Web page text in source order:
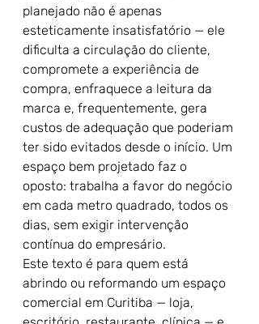
planejado não é apenas
esteticamente insatisfatório — ele
dificulta a circulação do cliente,
compromete a experiência de
compra, enfraquece a leitura da
marca e, frequentemente, gera
custos de adequação que poderiam
ter sido evitados desde o início. Um
espaço bem projetado faz o
oposto: trabalha a favor do negócio
em cada metro quadrado, todos os
dias, sem exigir intervenção
contínua do empresário.
Este texto é para quem está
abrindo ou reformando um espaço
comercial em Curitiba — loja,